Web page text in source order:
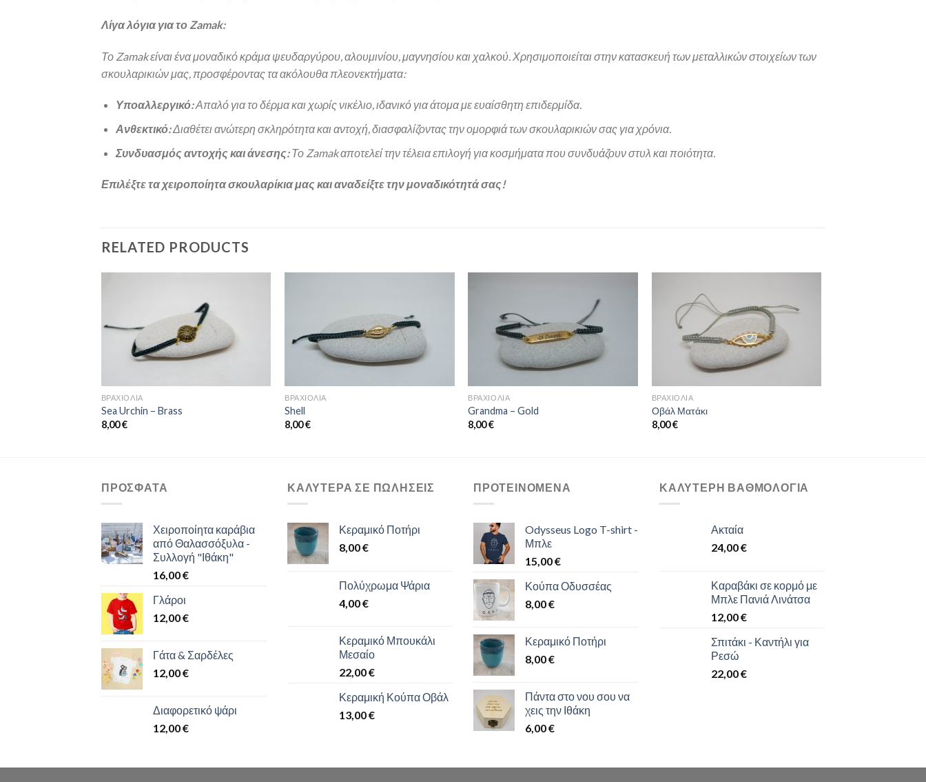
Λίγα λόγια για το Zamak:
Το Zamak είναι ένα μοναδικό κράμα ψευδαργύρου, αλουμινίου, μαγνησίου και χαλκού. Χρησιμοποιείται στην κατασκευή των μεταλλικών στοιχείων των
σκουλαρικιών μας, προσφέροντας τα ακόλουθα πλεονεκτήματα:
Υποαλλεργικό:Απαλό για το δέρμα και χωρίς νικέλιο, ιδανικό για άτομα με ευαίσθητη επιδερμίδα.
Ανθεκτικό:Διαθέτει ανώτερη σκληρότητα και αντοχή, διασφαλίζοντας την ομορφιά των σκουλαρικιών σας για χρόνια.
Συνδυασμός αντοχής και άνεσης:Το Zamak αποτελεί την τέλεια επιλογή για κοσμήματα που συνδυάζουν στυλ και ποιότητα.
Επιλέξτε τα χειροποίητα σκουλαρίκια μας και αναδείξτε την μοναδικότητά σας!
RELATED PRODUCTS
wishlist
ΒΡΑΧΙΌΛΙΑ
Sea Urchin – Brass
8,00€
στη
wishlist
ΒΡΑΧΙΌΛΙΑ
Shell
8,00€
Προσθήκη
wishlist
ΒΡΑΧΙΌΛΙΑ
Grandma – Gold
8,00€
Προσθήκη
wishlist
ΒΡΑΧΙΌΛΙΑ
Οβάλ Ματάκι
8,00€
ΠΡΌΣΦΑΤΑ
Χειροποίητα καράβια
από Θαλασσόξυλα -
Συλλογή "Ιθάκη"
16,00€
Γλάροι
12,00€
Γάτα & Σαρδέλες
12,00€
Διαφορετικό ψάρι
12,00€
ΚΑΛΎΤΕΡΑ ΣΕ ΠΩΛΉΣΕΙΣ
Κεραμικό Ποτήρι
8,00€
Πολύχρωμα Ψάρια
4,00€
Κεραμικό Μπουκάλι
Μεσαίο
22,00€
Κεραμική Κούπα Οβάλ
13,00€
ΠΡΟΤΕΙΝΌΜΕΝΑ
Odysseus Logo T-shirt -
Μπλε
15,00€
Κούπα Οδυσσέας
8,00€
Κεραμικό Ποτήρι
8,00€
Πάντα στο νου σου να
χεις την Ιθάκη
6,00€
ΚΑΛΎΤΕΡΗ ΒΑΘΜΟΛΌΓΙΑ
Ακταία
24,00€
Καραβάκι σε κορμό με
Μπλε Πανιά Λινάτσα
12,00€
Σπιτάκι - Καντήλι για
Ρεσώ
22,00€